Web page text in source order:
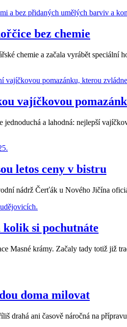
bez chemie
chemie a začala vyrábět
vajíčkovou
a lahodná: nejlepší
letos ceny v bistru
nádrž Čerťák u Nového Jičína
kolik si pochutnáte
Masné krámy. Začaly tady totiž již
doma milovat
drahá ani časově náročná na